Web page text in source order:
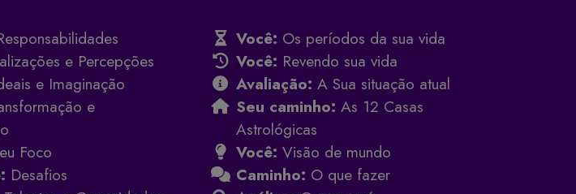
e Percepções
e Imaginação
e
Foco
Desafios
Você: Os períodos da sua vida
Você: Revendo sua vida
Avaliação: A Sua situação atual
Seu caminho: As 12 Casas
Astrológicas
Você: Visão de mundo
Caminho: O que fazer